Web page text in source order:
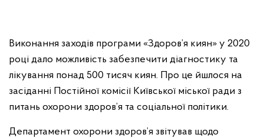
Виконання заходів програми «Здоров’я киян» у 2020
році дало можливість забезпечити діагностику та
лікування понад 500 тисяч киян. Про це йшлося на
засіданні Постійної комісії Київської міської ради з
питань охорони здоров’я та соціальної політики.
Департамент охорони здоров’я звітував щодо